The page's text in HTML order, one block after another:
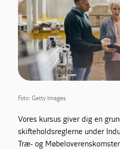
Foto: Getty Images
Vores kursus giver dig en
skifteholdsreglerne under
Træ- og